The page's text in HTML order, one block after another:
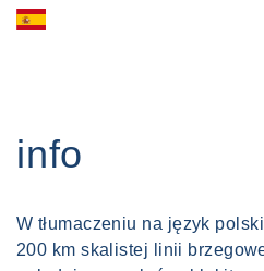
info
W tłumaczeniu na język
200 km skalistej linii